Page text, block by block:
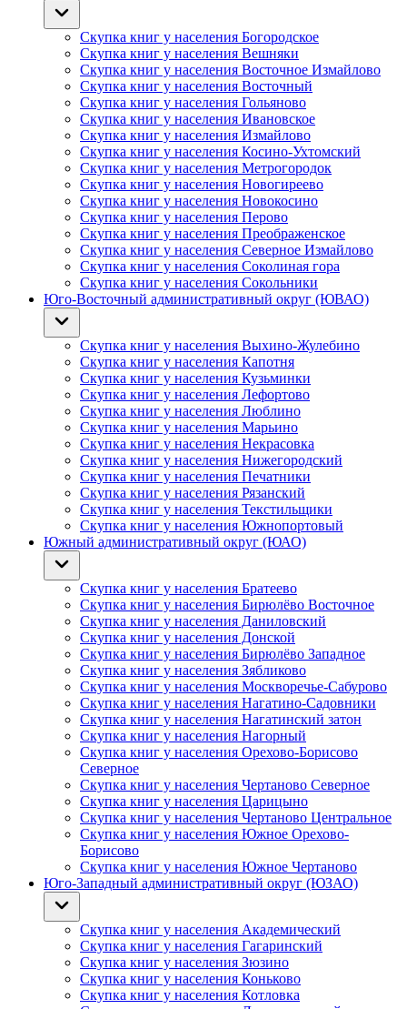
Скупка книг у населения Богородское
Скупка книг у населения Вешняки
Скупка книг у населения Восточное Измайлово
Скупка книг у населения Восточный
Скупка книг у населения Гольяново
Скупка книг у населения Ивановское
Скупка книг у населения Измайлово
Скупка книг у населения Косино-Ухтомский
Скупка книг у населения Метрогородок
Скупка книг у населения Новогиреево
Скупка книг у населения Новокосино
Скупка книг у населения Перово
Скупка книг у населения Преображенское
Скупка книг у населения Северное Измайлово
Скупка книг у населения Соколиная гора
Скупка книг у населения Сокольники
Юго-Восточный административный округ (ЮВАО)
Скупка книг у населения Выхино-Жулебино
Скупка книг у населения Капотня
Скупка книг у населения Кузьминки
Скупка книг у населения Лефортово
Скупка книг у населения Люблино
Скупка книг у населения Марьино
Скупка книг у населения Некрасовка
Скупка книг у населения Нижегородский
Скупка книг у населения Печатники
Скупка книг у населения Рязанский
Скупка книг у населения Текстильщики
Скупка книг у населения Южнопортовый
Южный административный округ (ЮАО)
Скупка книг у населения Братеево
Скупка книг у населения Бирюлёво Восточное
Скупка книг у населения Даниловский
Скупка книг у населения Донской
Скупка книг у населения Бирюлёво Западное
Скупка книг у населения Зябликово
Скупка книг у населения Москворечье-Сабурово
Скупка книг у населения Нагатино-Садовники
Скупка книг у населения Нагатинский затон
Скупка книг у населения Нагорный
Скупка книг у населения Орехово-Борисово
Северное
Скупка книг у населения Чертаново Северное
Скупка книг у населения Царицыно
Скупка книг у населения Чертаново Центральное
Скупка книг у населения Южное Орехово-
Борисово
Скупка книг у населения Южное Чертаново
Юго-Западный административный округ (ЮЗАО)
Скупка книг у населения Академический
Скупка книг у населения Гагаринский
Скупка книг у населения Зюзино
Скупка книг у населения Коньково
Скупка книг у населения Котловка